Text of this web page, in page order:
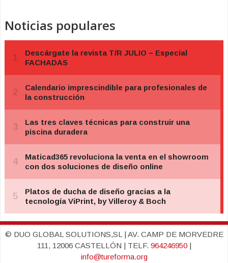
Noticias populares
© DUO GLOBAL SOLUTIONS,SL | AV. CAMP DE MORVEDRE
111, 12006 CASTELLÓN | TELF. 964246950|
info@tureforma.org